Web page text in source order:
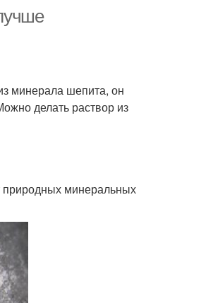
минерала шепита, он
делать раствор из
природных минеральных